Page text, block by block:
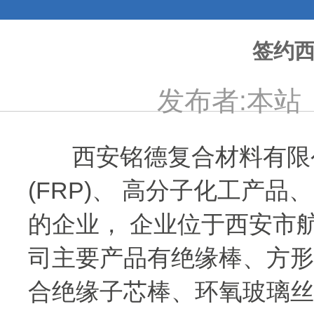
签约
发布者:本
西安铭德复合材料有限
(FRP)、 高分子化工产品
的企业， 企业位于西安市
司主要产品有绝缘棒、方
合绝缘子芯棒、环氧玻璃